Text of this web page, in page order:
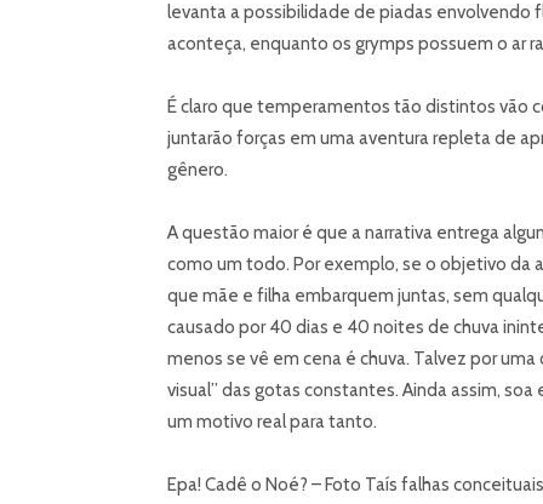
levanta a possibilidade de piadas envolvendo
aconteça, enquanto os grymps possuem o ar
É claro que temperamentos tão distintos vão
juntarão forças em uma aventura repleta de
gênero.
A questão maior é que a narrativa entrega
como um todo. Por exemplo, se o objetivo da
que mãe e filha embarquem juntas, sem
causado por 40 dias e 40 noites de chuva
menos se vê em cena é chuva. Talvez por
visual” das gotas constantes. Ainda assim,
um motivo real para tanto.
Epa! Cadê o Noé? – Foto Taís falhas